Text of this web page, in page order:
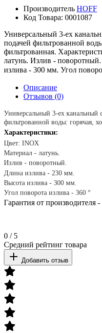
Производитель HOFF
Код Товара: 0001087
Универсальный 3-ех
подачей фильтрованной
фильтрованная.
латунь. Излив -
излива - 300 мм. Угол
Описание
Отзывов (0)
Универсальный 3-ех канальный
фильтрованной воды: горячая,
Характеристики:
Цвет: INOX
Материал - латунь.
Излив - поворотный.
Длина излива - 230 мм.
Высота излива - 300 мм.
Угол поворота излива - 360 °
Гарантия от производителя
0 / 5
Средний рейтинг товара
Добавить отзыв